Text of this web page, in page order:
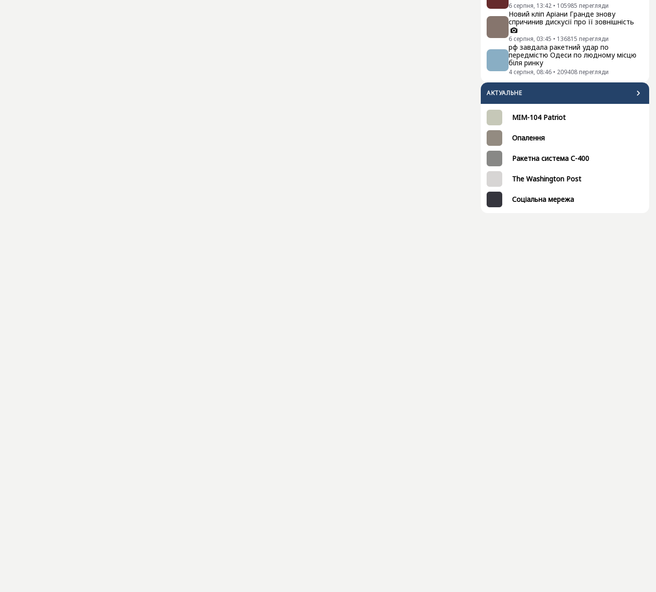
6 серпня, 13:42 • 105985 перегляди
Новий кліп Аріани Гранде знову
спричинив дискусії про її зовнішність
6 серпня, 03:45 • 136815 перегляди
рф завдала ракетний удар по
передмістю Одеси по людному місцю
біля ринку
4 серпня, 08:46 • 209408 перегляди
АКТУАЛЬНЕ
MIM-104 Patriot
Опалення
Ракетна система С-400
The Washington Post
Соціальна мережа